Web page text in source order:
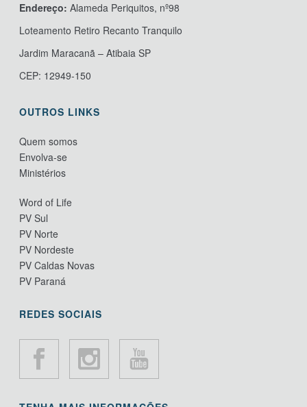
Endereço:Alameda Periquitos, nº98
Loteamento Retiro Recanto Tranquilo
Jardim Maracanã – Atibaia SP
CEP: 12949-150
OUTROS LINKS
Quem somos
Envolva-se
Ministérios
Word of Life
PV Sul
PV Norte
PV Nordeste
PV Caldas Novas
PV Paraná
REDES SOCIAIS